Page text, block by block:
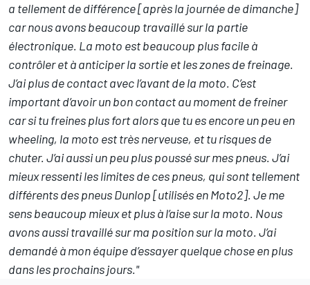
a tellement de différence [après la journée de dimanche]
car nous avons beaucoup travaillé sur la partie
électronique. La moto est beaucoup plus facile à
contrôler et à anticiper la sortie et les zones de freinage.
J’ai plus de contact avec l’avant de la moto. C’est
important d’avoir un bon contact au moment de freiner
car si tu freines plus fort alors que tu es encore un peu en
wheeling, la moto est très nerveuse, et tu risques de
chuter. J’ai aussi un peu plus poussé sur mes pneus. J’ai
mieux ressenti les limites de ces pneus, qui sont tellement
différents des pneus Dunlop [utilisés en Moto2]. Je me
sens beaucoup mieux et plus à l’aise sur la moto. Nous
avons aussi travaillé sur ma position sur la moto. J’ai
demandé à mon équipe d’essayer quelque chose en plus
dans les prochains jours."